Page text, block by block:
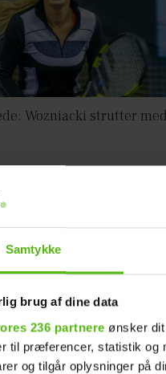
Samtykke
brug af dine data
236 partnere ønsker
til præferencer, statistik og
og tilgår oplysninger på
Wozniacki strutter med
Wozniacki har ændret